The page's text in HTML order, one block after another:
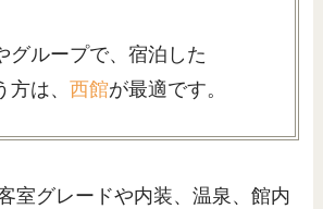
グループで、宿泊した
方は、西館が最適です。
室グレードや内装、温泉、館内